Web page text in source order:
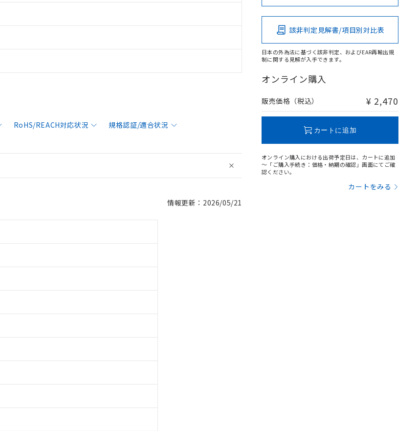
RoHS/REACH対応状況 規格認証/適合状況
情報更新：2026/05/21
該非判定見解書/項目別対比表
日本の外為法に基づく該非判定、およびEAR再輸出規
制に関する見解が入手できます。
オンライン購入
販売価格（税込） ¥ 2,470
カートに追加
オンライン購入における出荷予定日は、カートに追加
～「ご購入手続き：価格・納期の確認」画面にてご確
認ください。
カートをみる